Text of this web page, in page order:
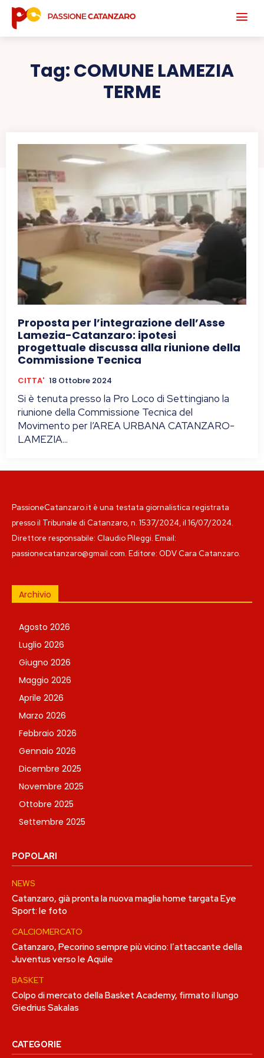
Tag:COMUNE LAMEZIA
TERME
Proposta per l’integrazione dell’Asse
Lamezia-Catanzaro: ipotesi
progettuale discussa alla riunione della
Commissione Tecnica
CITTA' 18 Ottobre 2024
Si è tenuta presso la Pro Loco di Settingiano la
riunione della Commissione Tecnica del
Movimento per l’AREA URBANA CATANZARO-
LAMEZIA...
PassioneCatanzaro.it è una testata giornalistica registrata
presso il Tribunale di Catanzaro, n. 1537/2024, il 16/07/2024.
Direttore responsabile: Claudio Pileggi. Email:
passionecatanzaro@gmail.com. Editore: ODV Cara Catanzaro.
Archivio
Agosto 2026
Luglio 2026
Giugno 2026
Maggio 2026
Aprile 2026
Marzo 2026
Febbraio 2026
Gennaio 2026
Dicembre 2025
Novembre 2025
Ottobre 2025
Settembre 2025
POPOLARI
NEWS
Catanzaro, già pronta la nuova maglia home targata Eye
Sport: le foto
CALCIOMERCATO
Catanzaro, Pecorino sempre più vicino: l’attaccante della
Juventus verso le Aquile
BASKET
Colpo di mercato della Basket Academy, firmato il lungo
Giedrius Sakalas
CATEGORIE